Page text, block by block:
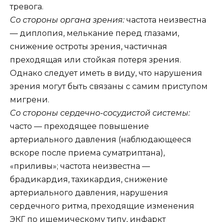
тревога.
Со стороны органа зрения:частота неизвестна
— диплопия, мелькание перед глазами,
снижение остроты зрения, частичная
преходящая или стойкая потеря зрения.
Однако следует иметь в виду, что нарушения
зрения могут быть связаны с самим приступом
мигрени.
Со стороны сердечно-сосудистой системы:
часто — преходящее повышение
артериального давления (наблюдающееся
вскоре после приема суматриптана),
«приливы»; частота неизвестна —
брадикардия, тахикардия, снижение
артериального давления, нарушения
сердечного ритма, преходящие изменения
ЭКГ по ишемическому типу, инфаркт